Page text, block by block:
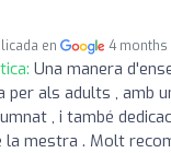
en 4 months
Una manera
per als adults , amb
, i també
la mestra . Molt